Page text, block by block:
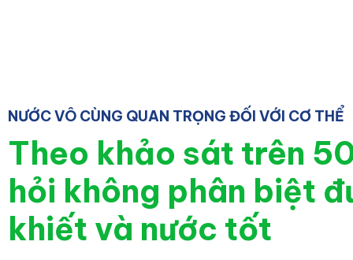
NƯỚC VÔ CÙNG QUAN TRỌNG ĐỐI VỚI CƠ THỂ
Theo khảo sát trên
hỏi không phân biệt
khiết và nước tốt